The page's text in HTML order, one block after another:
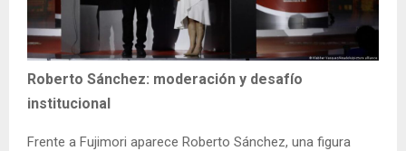
Roberto Sánchez: moderación y desafío
institucional
Frente a Fujimori aparece Roberto Sánchez, una figura